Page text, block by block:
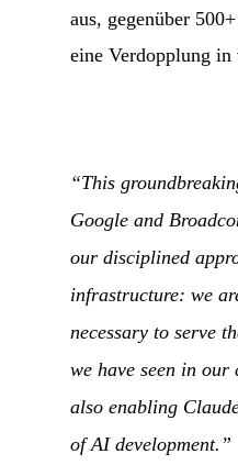
aus, gegenüber
eine Verdopplung
“This
Google and
our disciplined
infrastructure: we
necessary to serve
we have seen in our
also enabling
of AI development.”